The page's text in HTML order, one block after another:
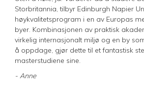
Storbritannia, tilbyr Edinburgh Napier
høykvalitetsprogram i en av Europas
byer. Kombinasjonen av praktisk
virkelig internasjonalt miljø og en by
å oppdage, gjør dette til et fantastisk
masterstudiene sine.
- Anne